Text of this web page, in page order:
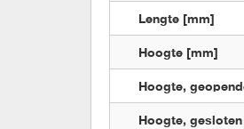
Lengte [mm]
Hoogte [mm]
Hoogte,
Hoogte,